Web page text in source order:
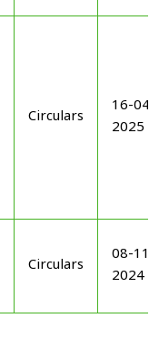
Circulars
16-04-
2025
Circulars
08-11-
2024